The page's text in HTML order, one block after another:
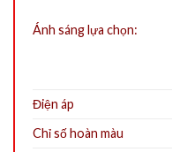
Ánh sáng lựa chọn:
Điện áp
Chỉ số hoàn màu